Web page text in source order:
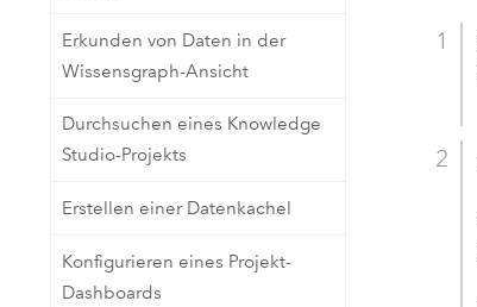
Erkunden von Daten in der
Wissensgraph-Ansicht
Durchsuchen eines Knowledge
Studio-Projekts
Erstellen einer Datenkachel
Konfigurieren eines Projekt-
Dashboards